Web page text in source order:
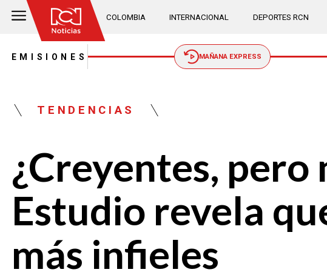
COLOMBIA INTERNACIONAL DEPORTES RCN
EMISIONES MAÑANA EXPRESS
TENDENCIAS
¿Creyentes, pero
Estudio revela
más infieles